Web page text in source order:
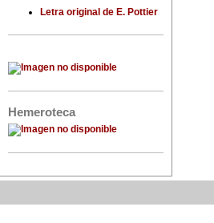
Letra original de E. Pottier
Hemeroteca